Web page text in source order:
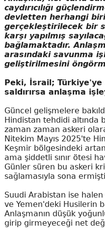
caydırıcılığı
devletten herhangi
gerçekleştirilecek bir
karşı yapılmış
bağlamaktadır.
arasındaki savunma
geliştirilmesini
Peki, İsrail;
saldırırsa anlaşma
Güncel gelişmelere
Hindistan tehdidi altında
zaman zaman askeri
Nitekim Mayıs 2025'te
Keşmir bölgesindeki
ama şiddetli sınır ötesi
Günler süren bu askeri
sağlamasıyla sona
Suudi Arabistan ise
ve Yemen'deki Husilerin
Anlaşmanın düşük
girip girmeyeceği net